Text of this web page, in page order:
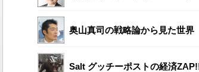
奥山真司の戦略論から見た世界
Salt グッチーポストの経済